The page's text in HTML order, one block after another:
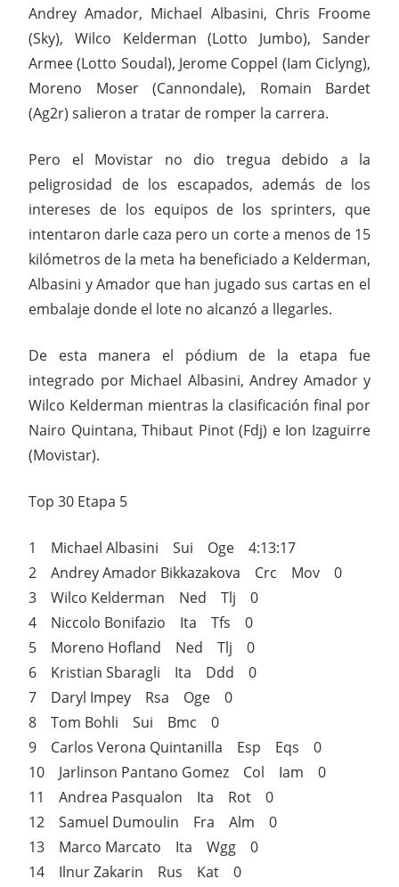
Andrey Amador, Michael Albasini, Chris Froome
(Sky), Wilco Kelderman (Lotto Jumbo), Sander
Armee (Lotto Soudal), Jerome Coppel (Iam Ciclyng),
Moreno Moser (Cannondale), Romain Bardet
(Ag2r) salieron a tratar de romper la carrera.
Pero el Movistar no dio tregua debido a la
peligrosidad de los escapados, además de los
intereses de los equipos de los sprinters, que
intentaron darle caza pero un corte a menos de 15
kilómetros de la meta ha beneficiado a Kelderman,
Albasini y Amador que han jugado sus cartas en el
embalaje donde el lote no alcanzó a llegarles.
De esta manera el pódium de la etapa fue
integrado por Michael Albasini, Andrey Amador y
Wilco Kelderman mientras la clasificación final por
Nairo Quintana, Thibaut Pinot (Fdj) e Ion Izaguirre
(Movistar).
Top 30 Etapa 5
1 Michael Albasini Sui Oge 4:13:17
2 Andrey Amador Bikkazakova Crc Mov 0
3 Wilco Kelderman Ned Tlj 0
4 Niccolo Bonifazio Ita Tfs 0
5 Moreno Hofland Ned Tlj 0
6 Kristian Sbaragli Ita Ddd 0
7 Daryl Impey Rsa Oge 0
8 Tom Bohli Sui Bmc 0
9 Carlos Verona Quintanilla Esp Eqs 0
10 Jarlinson Pantano Gomez Col Iam 0
11 Andrea Pasqualon Ita Rot 0
12 Samuel Dumoulin Fra Alm 0
13 Marco Marcato Ita Wgg 0
14 Ilnur Zakarin Rus Kat 0